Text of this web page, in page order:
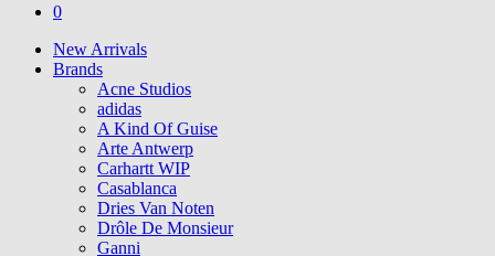
0
New Arrivals
Brands
Acne Studios
adidas
A Kind Of Guise
Arte Antwerp
Carhartt WIP
Casablanca
Dries Van Noten
Drôle De Monsieur
Ganni